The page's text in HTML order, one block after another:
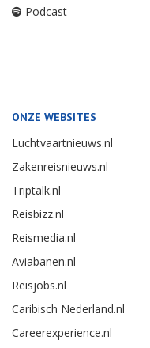
Podcast
ONZE WEBSITES
Luchtvaartnieuws.nl
Zakenreisnieuws.nl
Triptalk.nl
Reisbizz.nl
Reismedia.nl
Aviabanen.nl
Reisjobs.nl
Caribisch Nederland.nl
Careerexperience.nl